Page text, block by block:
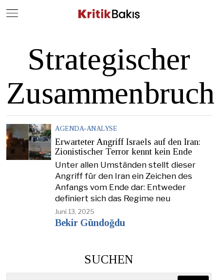
Strategischer
Zusammenbruch
AGENDA-ANALYSE
Erwarteter Angriff Israels auf den Iran:
Zionistischer Terror kennt kein Ende
Unter allen Umständen stellt dieser
Angriff für den Iran ein Zeichen des
Anfangs vom Ende dar: Entweder
definiert sich das Regime neu
Juni 13, 2025
Bekir Gündoğdu
SUCHEN